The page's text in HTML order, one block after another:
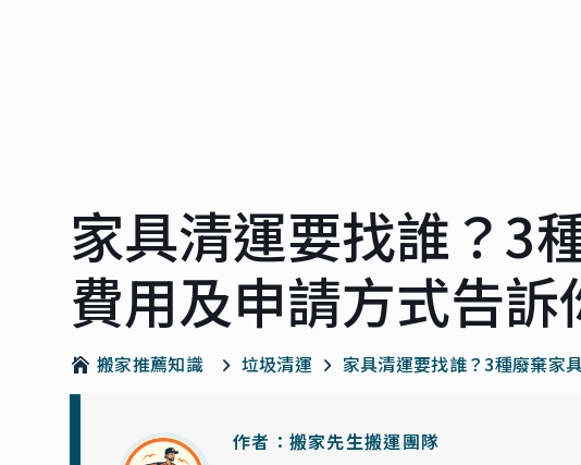
家具清運要找誰？3
費用及申請方式告訴
搬家推薦知識 垃圾清運 家具清運要找誰？3種廢棄家
作者：搬家先生搬運團隊